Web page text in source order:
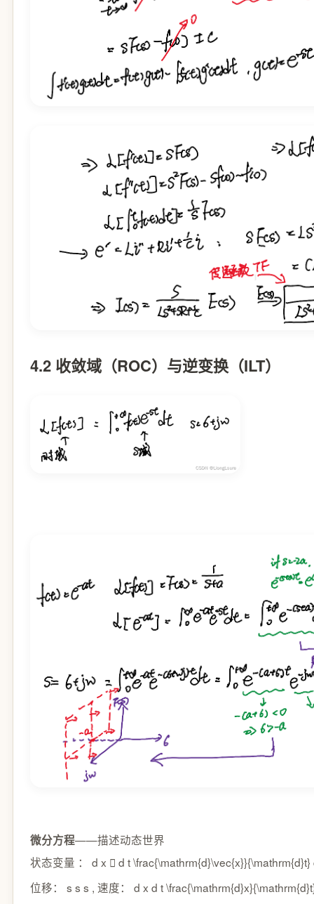
4.2 收敛域（ROC）与逆变换（ILT）
微分方程——描述动态世界
状态变量 ：
d x ⃗ d t \frac{\mathrm{d}\vec{x}}{\mathrm{d}t}
位移：
s s s , 速度： d x d t